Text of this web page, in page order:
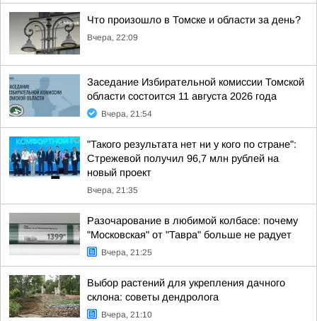
Что произошло в Томске и области за день?
Вчера, 22:09
Заседание Избирательной комиссии Томской
области состоится 11 августа 2026 года
Вчера, 21:54
"Такого результата нет ни у кого по стране":
Стрежевой получил 96,7 млн рублей на
новый проект
Вчера, 21:35
Разочарование в любимой колбасе: почему
"Московская" от "Тавра" больше не радует
Вчера, 21:25
Выбор растений для укрепления дачного
склона: советы дендролога
Вчера, 21:10